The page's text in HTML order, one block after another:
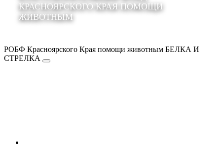
КРАСНОЯРСКОГО КРАЯ ПОМОЩИ
ЖИВОТНЫМ
РОБФ Красноярского Края помощи животным БЕЛКА И
СТРЕЛКА